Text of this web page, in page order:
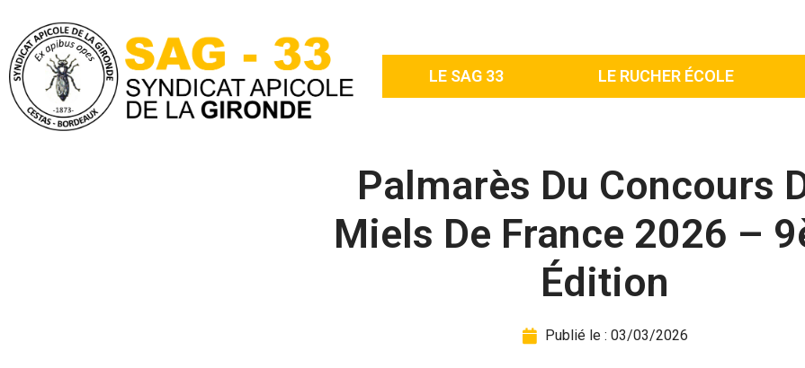
LE SAG 33 LE RUCHER ÉCOLE
Palmarès Du Concours
Miels De France 2026 –
Édition
Publié le : 03/03/2026